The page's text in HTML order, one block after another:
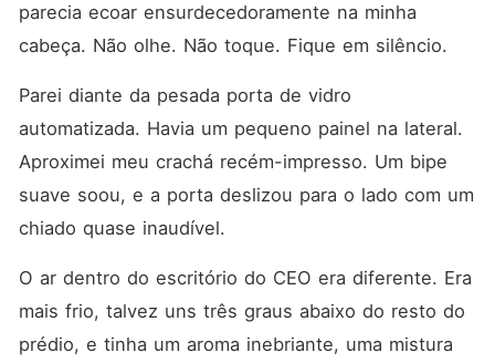
parecia ecoar ensurdecedoramente na minha
cabeça. Não olhe. Não toque. Fique em silêncio.
Parei diante da pesada porta de vidro
automatizada. Havia um pequeno painel na lateral.
Aproximei meu crachá recém-impresso. Um bipe
suave soou, e a porta deslizou para o lado com um
chiado quase inaudível.
O ar dentro do escritório do CEO era diferente. Era
mais frio, talvez uns três graus abaixo do resto do
prédio, e tinha um aroma inebriante, uma mistura